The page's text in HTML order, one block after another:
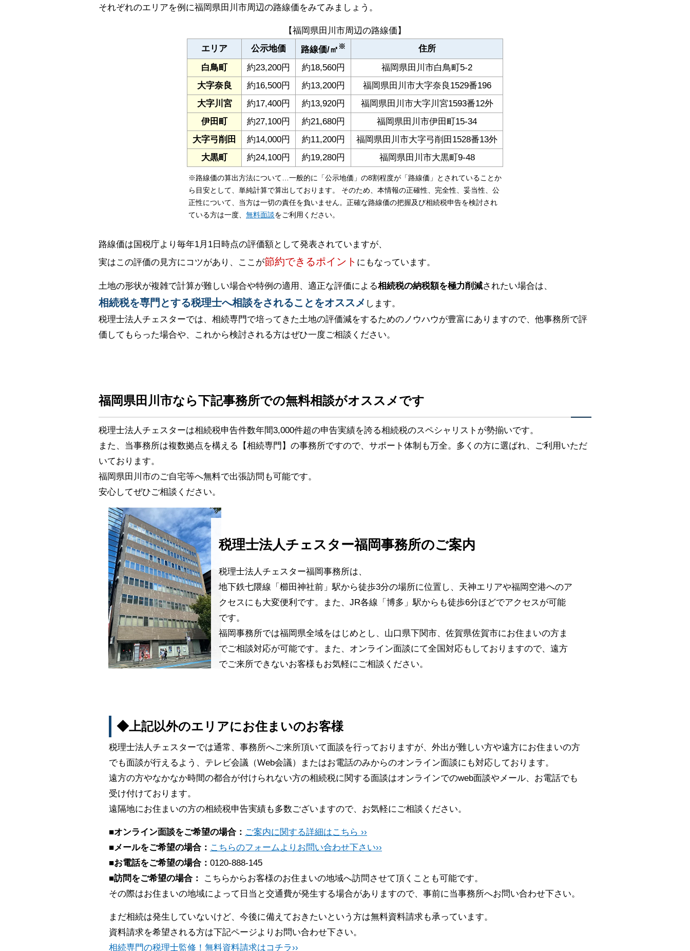
それぞれのエリアを例に福岡県田川市周辺の路線価をみてみましょう。
【福岡県田川市周辺の路線価】
エリア
公示地価 路線価/㎡ ※
住所
白鳥町
約23,200円 約18,560円
福岡県田川市白鳥町5-2
大字奈良
約16,500円 約13,200円
福岡県田川市大字奈良1529番196
大字川宮
約17,400円 約13,920円
福岡県田川市大字川宮1593番12外
伊田町
約27,100円 約21,680円
福岡県田川市伊田町15-34
大字弓削田
約14,000円 約11,200円
福岡県田川市大字弓削田1528番13外
大黒町
約24,100円 約19,280円 福岡県田川市大黒町9-48
※路線価の算出方法について…一般的に「公示地価」の8割程度が「路線価」とされていることか
ら目安として、単純計算で算出しております。 そのため、本情報の正確性、完全性、妥当性、公
正性について、当方は一切の責任を負いません。正確な路線価の把握及び相続税申告を検討され
ている方は一度、 無料面談をご利用ください。
路線価は国税庁より毎年1月1日時点の評価額として発表されていますが、
実はこの評価の見方にコツがあり、ここが節約できるポイント にもなっています。
土地の形状が複雑で計算が難しい場合や特例の適用、適正な評価による相続税の納税額を極力削減されたい場合は、
相続税を専門とする税理士へ相談をされることをオススメ します。
税理士法人チェスターでは、相続専門で培ってきた土地の評価減をするためのノウハウが豊富にありますので、他事務所で評
価してもらった場合や、これから検討される方はぜひ一度ご相談ください。
福岡県田川市なら下記事務所での無料相談がオススメです
税理士法人チェスターは相続税申告件数年間3,000件超の申告実績を誇る相続税のスペシャリストが勢揃いです。
また、当事務所は複数拠点を構える【相続専門】の事務所ですので、サポート体制も万全。多くの方に選ばれ、ご利用いただ
いております。
福岡県田川市のご自宅等へ無料で出張訪問も可能です。
安心してぜひご相談ください。
税理士法人チェスター福岡事務所のご案内
税理士法人チェスター福岡事務所は、
地下鉄七隈線「櫛田神社前」駅から徒歩3分の場所に位置し、天神エリアや福岡空港へのア
クセスにも大変便利です。また、JR各線「博多」駅からも徒歩6分ほどでアクセスが可能
です。
福岡事務所では福岡県全域をはじめとし、山口県下関市、佐賀県佐賀市にお住まいの方ま
でご相談対応が可能です。また、オンライン面談にて全国対応もしておりますので、遠方
でご来所できないお客様もお気軽にご相談ください。
◆上記以外のエリアにお住まいのお客様
税理士法人チェスターでは通常、事務所へご来所頂いて面談を行っておりますが、外出が難しい方や遠方にお住まいの方
でも面談が行えるよう、テレビ会議（Web会議）またはお電話のみからのオンライン面談にも対応しております。
遠方の方やなかなか時間の都合が付けられない方の相続税に関する面談はオンラインでのweb面談やメール、お電話でも
受け付けております。
遠隔地にお住まいの方の相続税申告実績も多数ございますので、お気軽にご相談ください。
■オンライン面談をご希望の場合： ご案内に関する詳細はこちら ››
■メールをご希望の場合： こちらのフォームよりお問い合わせ下さい››
■お電話をご希望の場合： 0120-888-145
■訪問をご希望の場合：
こちらからお客様のお住まいの地域へ訪問させて頂くことも可能です。
その際はお住まいの地域によって日当と交通費が発生する場合がありますので、事前に当事務所へお問い合わせ下さい。
まだ相続は発生していないけど、今後に備えておきたいという方は無料資料請求も承っています。
資料請求を希望される方は下記ページよりお問い合わせ下さい。
相続専門の税理士監修！無料資料請求はコチラ››